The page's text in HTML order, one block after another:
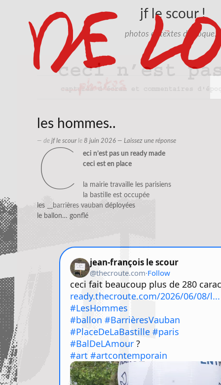
jf le scour !
photos et textes d'époque…
les hommes..
— de jf le scourle 8 juin 2026 — Laissez une réponse
c
eci n’est pas un ready made
ceci est en place
la mairie travaille les parisiens
la bastille est occupée
les
__barrières vauban déployées
le ballon… gonflé